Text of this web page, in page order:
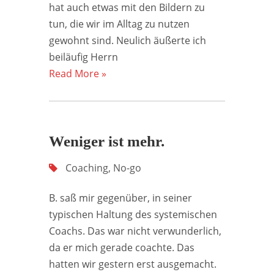
hat auch etwas mit den Bildern zu
tun, die wir im Alltag zu nutzen
gewohnt sind. Neulich äußerte ich
beiläufig Herrn
Read More »
Weniger ist mehr.
Coaching, No-go
B. saß mir gegenüber, in seiner
typischen Haltung des systemischen
Coachs. Das war nicht verwunderlich,
da er mich gerade coachte. Das
hatten wir gestern erst ausgemacht.